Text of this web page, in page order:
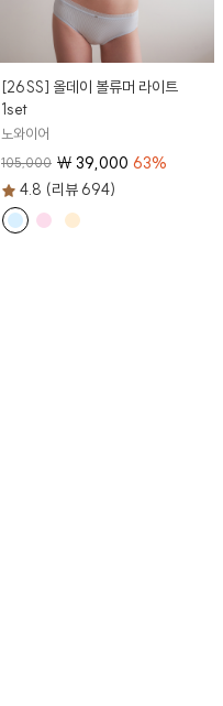
[26SS] 올데이 볼류머 라이트
1set
노와이어
105,000 ₩39,000 63%
4.8 (리뷰 694)